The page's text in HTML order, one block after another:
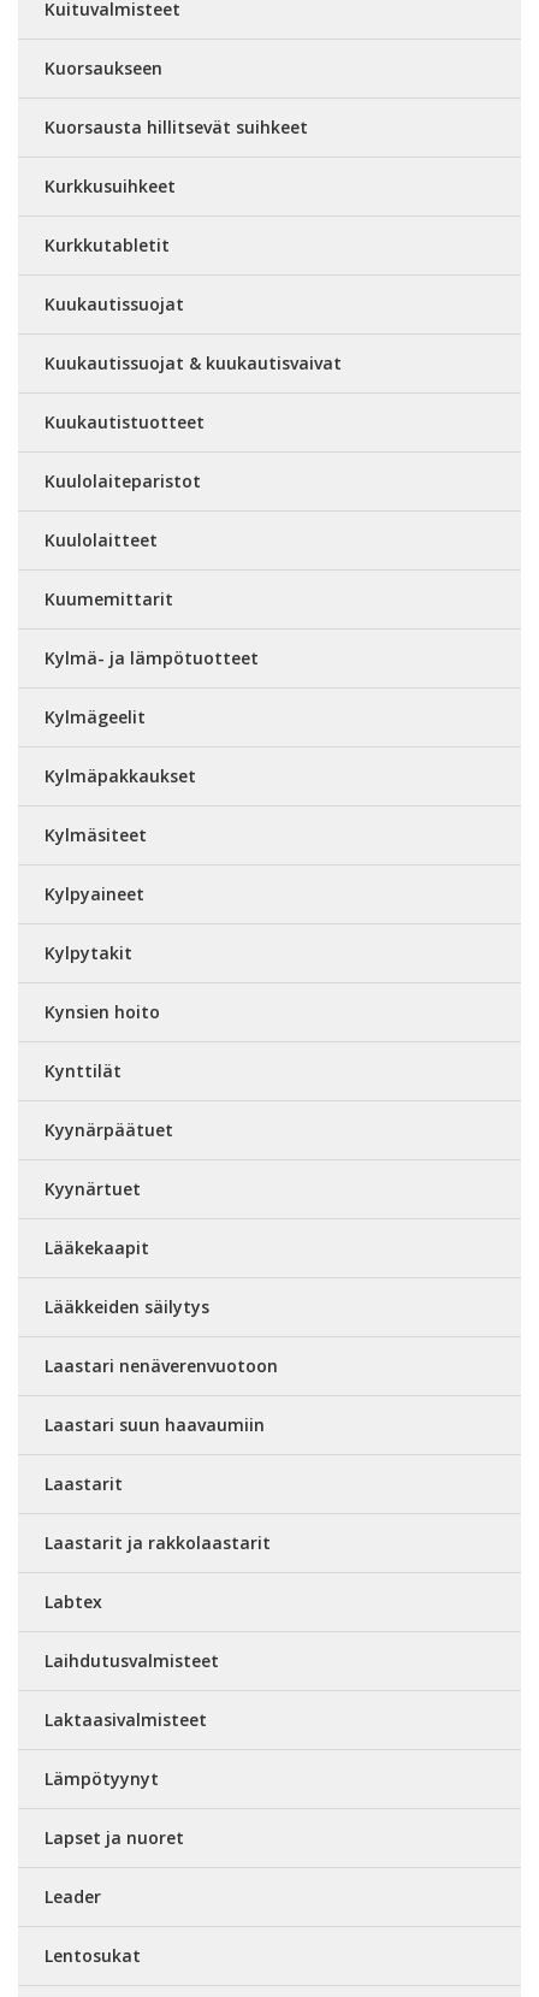
Kuituvalmisteet
Kuorsaukseen
Kuorsausta hillitsevät suihkeet
Kurkkusuihkeet
Kurkkutabletit
Kuukautissuojat
Kuukautissuojat & kuukautisvaivat
Kuukautistuotteet
Kuulolaiteparistot
Kuulolaitteet
Kuumemittarit
Kylmä- ja lämpötuotteet
Kylmägeelit
Kylmäpakkaukset
Kylmäsiteet
Kylpyaineet
Kylpytakit
Kynsien hoito
Kynttilät
Kyynärpäätuet
Kyynärtuet
Lääkekaapit
Lääkkeiden säilytys
Laastari nenäverenvuotoon
Laastari suun haavaumiin
Laastarit
Laastarit ja rakkolaastarit
Labtex
Laihdutusvalmisteet
Laktaasivalmisteet
Lämpötyynyt
Lapset ja nuoret
Leader
Lentosukat